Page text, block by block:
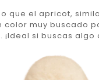
que el apricot,
color muy buscado
¡Ideal si buscas algo